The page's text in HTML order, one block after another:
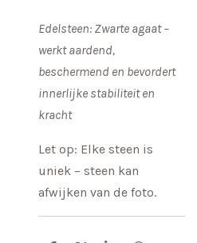
Edelsteen: Zwarte agaat –
werkt aardend,
beschermend en bevordert
innerlijke stabiliteit en
kracht
Let op: Elke steen is
uniek – steen kan
afwijken van de foto.